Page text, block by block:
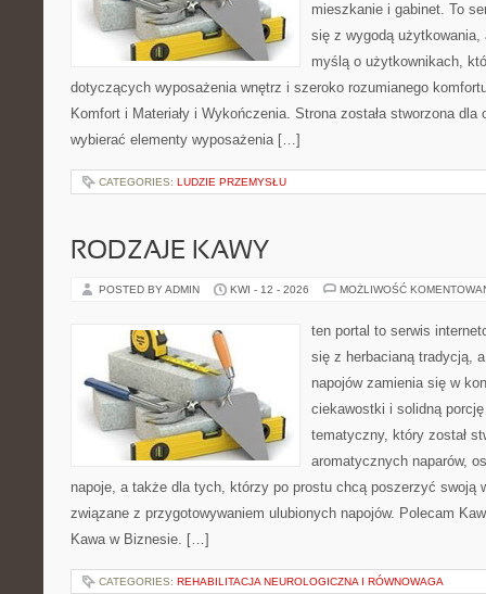
mieszkanie i gabinet. To
się z wygodą użytkowania,
myślą o użytkownikach,
dotyczących wyposażenia wnętrz i szeroko rozumianego
Komfort i Materiały i Wykończenia. Strona została stworzona
wybierać elementy wyposażenia […]
CATEGORIES: LUDZIE PRZEMYSŁU
RODZAJE KAWY
POSTED BY ADMIN KWI - 12 - 2026 MOŻLIWOŚĆ
ten portal to serwis
się z herbacianą tradycją,
napojów zamienia się w
ciekawostki i solidną
tematyczny, który został
aromatycznych naparów,
napoje, a także dla tych, którzy po prostu chcą poszerzyć swoją
związane z przygotowywaniem ulubionych napojów. Polecam
Kawa w Biznesie. […]
CATEGORIES: REHABILITACJA NEUROLOGICZNA I RÓWNOWAGA